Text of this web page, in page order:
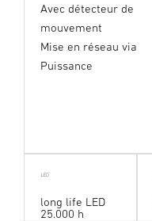
Avec détecteur de
mouvement
Mise en réseau via
Puissance
long life LED
25.000 h